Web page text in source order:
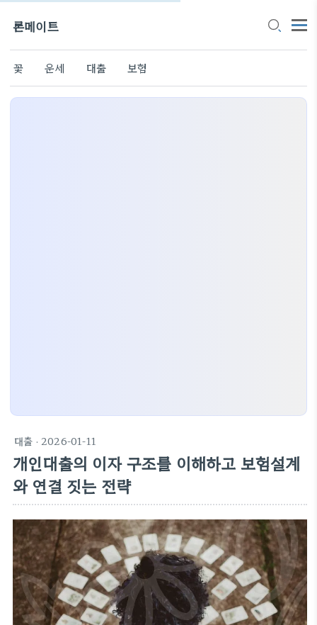
론메이트
꽃 운세 대출 보험
대출 · 2026-01-11
개인대출의 이자 구조를 이해하고 보험설계
와 연결 짓는 전략